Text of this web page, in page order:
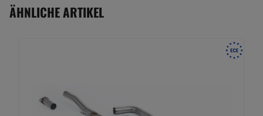
ÄHNLICHE ARTIKEL